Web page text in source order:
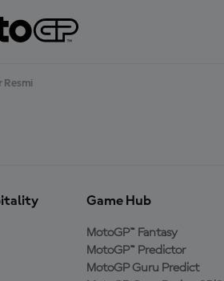
Resmi
Game Hub
MotoGP™ Fantasy
MotoGP™ Predictor
MotoGP Guru Predict